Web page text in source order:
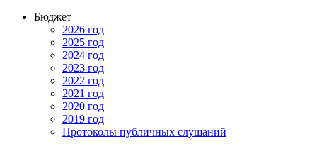
Бюджет
2026 год
2025 год
2024 год
2023 год
2022 год
2021 год
2020 год
2019 год
Протоколы публичных слушаний